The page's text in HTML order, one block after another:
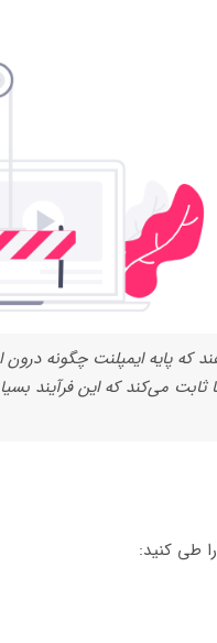
پایه ایمپلنت چگونه
ثابت می‌کند که این فرآیند